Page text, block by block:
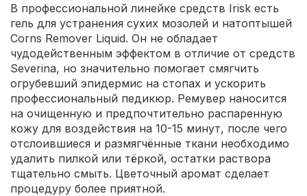
В профессиональной линейке средств Irisk есть
гель для устранения сухих мозолей и натоптышей
Corns Remover Liquid. Он не обладает
чудодейственным эффектом в отличие от средств
Severina, но значительно помогает смягчить
огрубевший эпидермис на стопах и ускорить
профессиональный педикюр. Ремувер наносится
на очищенную и предпочтительно распаренную
кожу для воздействия на 10-15 минут, после чего
отслоившиеся и размягчённые ткани необходимо
удалить пилкой или тёркой, остатки раствора
тщательно смыть. Цветочный аромат сделает
процедуру более приятной.